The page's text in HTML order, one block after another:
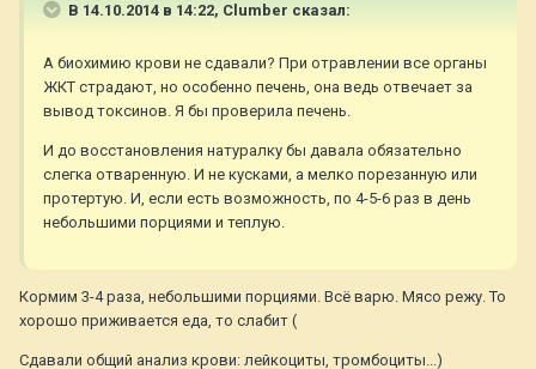
В 14.10.2014 в 14:22, Clumber сказал:
А биохимию крови не сдавали? При отравлении все органы
ЖКТ страдают, но особенно печень, она ведь отвечает за
вывод токсинов. Я бы проверила печень.
И до восстановления натуралку бы давала обязательно
слегка отваренную. И не кусками, а мелко порезанную или
протертую. И, если есть возможность, по 4-5-6 раз в день
небольшими порциями и теплую.
Кормим 3-4 раза, небольшими порциями. Всё варю. Мясо режу. То
хорошо приживается еда, то слабит (
Сдавали общий анализ крови: лейкоциты, тромбоциты...)